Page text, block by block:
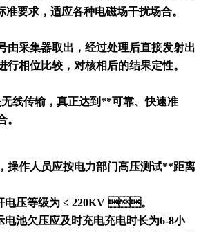
准要求，适应各种电磁场干扰场合。
采集器取出，经过处理后直接发射出
相位比较，对核相后的结果定性。
线传输，真正达到**可靠、快速准
。
，操作人员应按电力部门高压测试**距离
杆电压等级为 ≤ 220KV 。
示电池欠压应及时充电充电时长为6-8小